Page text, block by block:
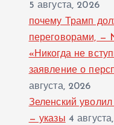
5 августа, 2026
почему Трамп
переговорами, —
«Никогда не
заявление о
августа, 2026
Зеленский
— указы 4